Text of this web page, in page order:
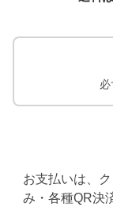
必
お支払いは、
み・各種QR決